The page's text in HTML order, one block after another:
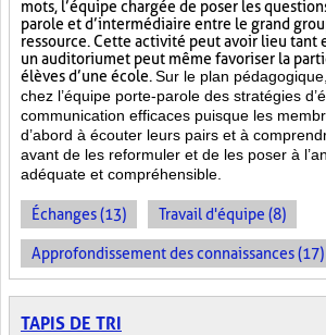
mots, l’équipe chargée de poser les
parole et d’intermédiaire entre le grand
ressource. Cette activité peut avoir lieu tant
un auditorium et peut même favoriser la
élèves d’une école. Sur le plan
chez l’équipe porte-parole des stratégies
communication efficaces puisque les
d’abord à écouter leurs pairs et à
avant de les reformuler et de les poser à
adéquate et compréhensible.
Échanges (13) Travail d'équipe (8)
Approfondissement des connaissances (17)
TAPIS DE TRI